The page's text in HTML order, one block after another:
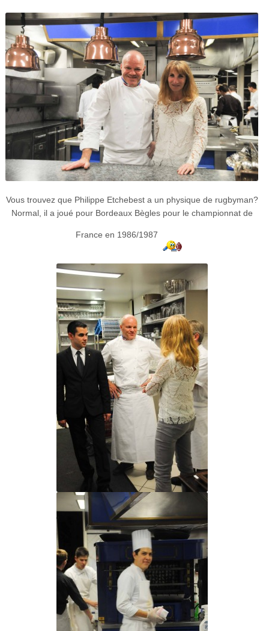
Vous trouvez que Philippe Etchebest a un physique de rugbyman?
Normal, il a joué pour Bordeaux Bègles pour le championnat de
France en 1986/1987